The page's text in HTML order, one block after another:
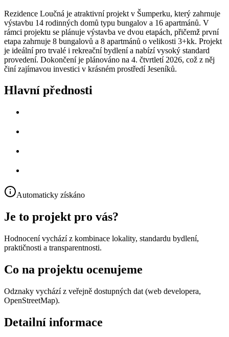
Rezidence Loučná je atraktivní projekt v Šumperku, který zahrnuje
výstavbu 14 rodinných domů typu bungalov a 16 apartmánů. V
rámci projektu se plánuje výstavba ve dvou etapách, přičemž první
etapa zahrnuje 8 bungalovů a 8 apartmánů o velikosti 3+kk. Projekt
je ideální pro trvalé i rekreační bydlení a nabízí vysoký standard
provedení. Dokončení je plánováno na 4. čtvrtletí 2026, což z něj
činí zajímavou investici v krásném prostředí Jeseníků.
Hlavní přednosti
Automaticky získáno
Je to projekt pro vás?
Hodnocení vychází z kombinace lokality, standardu bydlení,
praktičnosti a transparentnosti.
Co na projektu ocenujeme
Odznaky vychází z veřejně dostupných dat (web developera,
OpenStreetMap).
Detailní informace